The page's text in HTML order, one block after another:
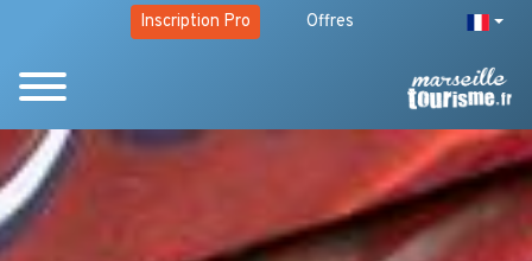
Inscription Pro Offres